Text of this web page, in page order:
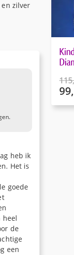
zilver
heb ik
Het is
goede
heel
de
een